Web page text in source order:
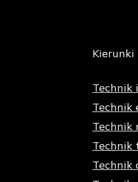
Kierunki
Technik
Technik
Technik
Technik
Technik